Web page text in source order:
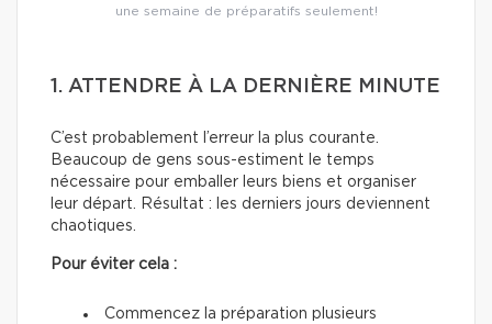
une semaine de préparatifs seulement!
1. ATTENDRE À LA DERNIÈRE MINUTE
C’est probablement l’erreur la plus courante.
Beaucoup de gens sous-estiment le temps
nécessaire pour emballer leurs biens et organiser
leur départ. Résultat : les derniers jours deviennent
chaotiques.
Pour éviter cela :
Commencez la préparation plusieurs